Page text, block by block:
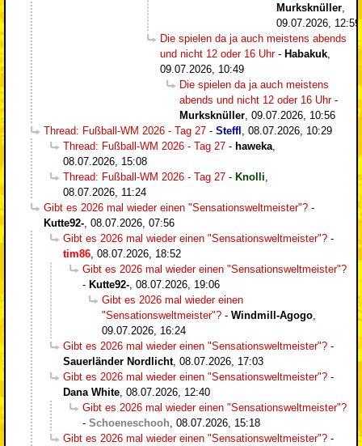
Murksknüller
09.07.2026, 12:59
Die spielen da ja auch meistens abends
und nicht 12 oder 16 Uhr- Habakuk
09.07.2026, 10:49
Die spielen da ja auch meistens
abends und nicht 12 oder 16 Uhr-
Murksknüller 09.07.2026, 10:56
Thread: Fußball-WM 2026 - Tag 27 - Steffl
08.07.2026, 10:29
Thread: Fußball-WM 2026 - Tag 27 - haweka
08.07.2026, 15:08
Thread: Fußball-WM 2026 - Tag 27 - Knolli
08.07.2026, 11:24
Gibt es 2026 mal wieder einen "Sensationsweltmeister"? -
Kutte92- 08.07.2026, 07:56
Gibt es 2026 mal wieder einen "Sensationsweltmeister"? -
tim86 08.07.2026, 18:52
Gibt es 2026 mal wieder einen "Sensationsweltmeister"?
- Kutte92- 08.07.2026, 19:06
Gibt es 2026 mal wieder einen
"Sensationsweltmeister"? - Windmill-Agogo
09.07.2026, 16:24
Gibt es 2026 mal wieder einen "Sensationsweltmeister"? -
Sauerländer Nordlicht, 08.07.2026, 17:03
Gibt es 2026 mal wieder einen "Sensationsweltmeister"? -
Dana White 08.07.2026, 12:40
Gibt es 2026 mal wieder einen "Sensationsweltmeister"?
- Schoeneschooh 08.07.2026, 15:18
Gibt es 2026 mal wieder einen "Sensationsweltmeister"? -